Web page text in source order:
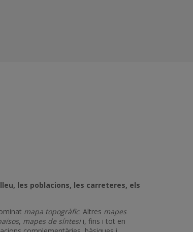
les poblacions, les carreteres, els
mapa topogràfic. Altres mapes
, mapes de síntesii, fins i tot en